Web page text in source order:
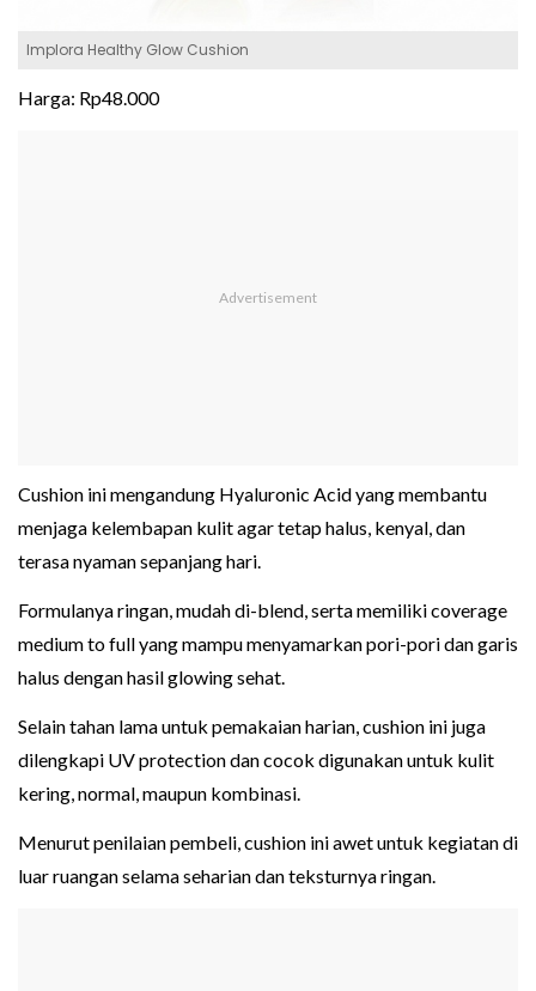
Implora Healthy Glow Cushion
Harga: Rp48.000
Cushion ini mengandung Hyaluronic Acid yang membantu
menjaga kelembapan kulit agar tetap halus, kenyal, dan
terasa nyaman sepanjang hari.
Formulanya ringan, mudah di-blend, serta memiliki coverage
medium to full yang mampu menyamarkan pori-pori dan garis
halus dengan hasil glowing sehat.
Selain tahan lama untuk pemakaian harian, cushion ini juga
dilengkapi UV protection dan cocok digunakan untuk kulit
kering, normal, maupun kombinasi.
Menurut penilaian pembeli, cushion ini awet untuk kegiatan di
luar ruangan selama seharian dan teksturnya ringan.